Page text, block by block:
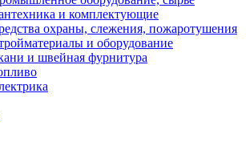
и комплектующие
охраны, слежения, пожаротушения
и оборудование
и швейная фурнитура